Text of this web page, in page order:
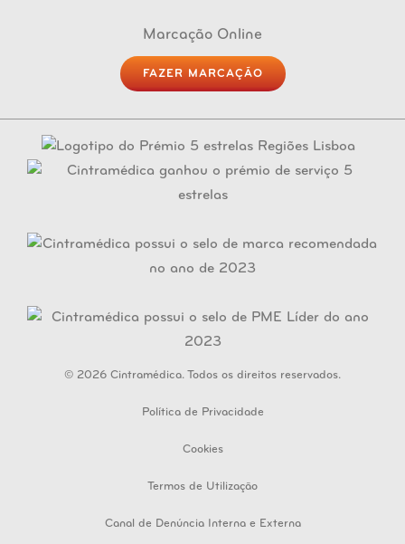
Marcação Online
FAZER MARCAÇÃO
© 2026 Cintramédica. Todos os direitos reservados.
Política de Privacidade
Cookies
Termos de Utilização
Canal de Denúncia Interna e Externa